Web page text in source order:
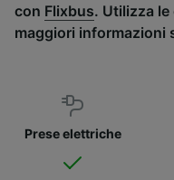
con Flixbus. Utilizza
maggiori informazioni
Prese elettriche